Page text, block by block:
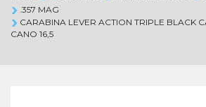
.357 MAG
CARABINA LEVER ACTION TRIPLE BLACK
CANO 16,5